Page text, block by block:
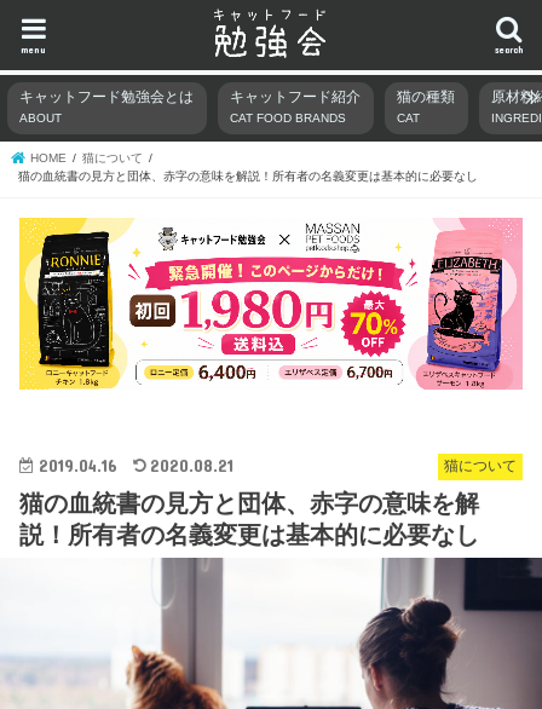
search
menu
キャットフード勉強会とは
ABOUT
キャットフード紹介
CAT FOOD BRANDS
猫の種類
CAT
原材料
HOME
猫について
猫の血統書の見方と団体、赤字の意味を解説！所有者の名義変更は基本的に必要なし
猫について
2019.04.16 2020.08.21
猫の血統書の見方と団体、赤字の意味を解
説！所有者の名義変更は基本的に必要なし